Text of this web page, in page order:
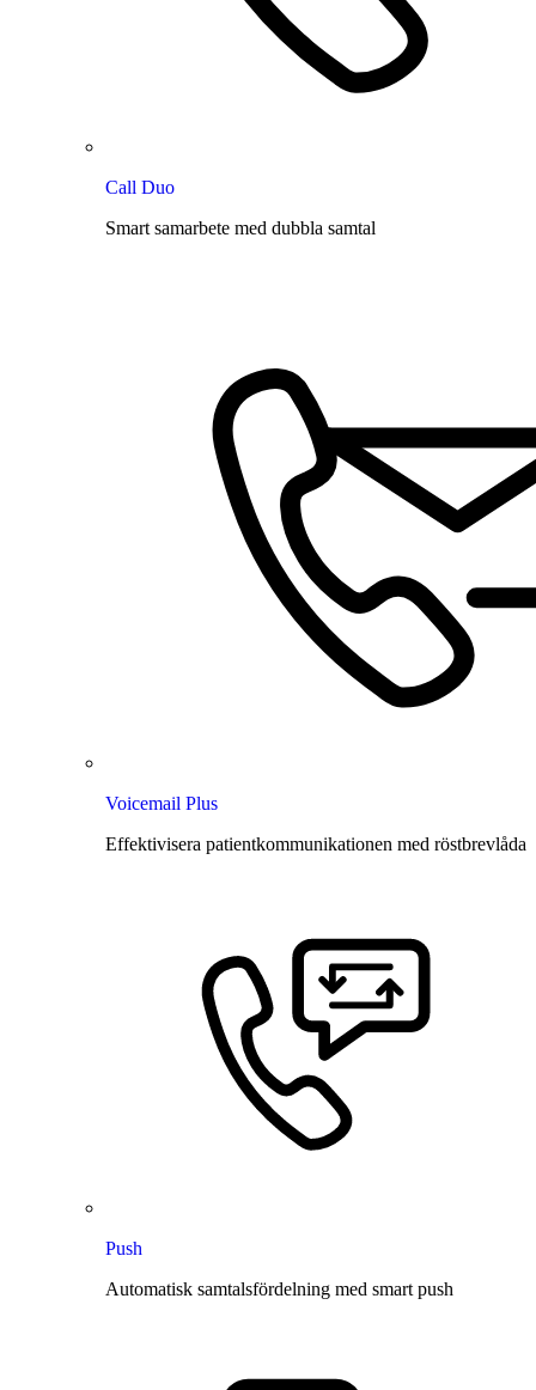
Call Duo
Smart samarbete med dubbla samtal
Voicemail Plus
Effektivisera patientkommunikationen med röstbrevlåda
Push
Automatisk samtalsfördelning med smart push